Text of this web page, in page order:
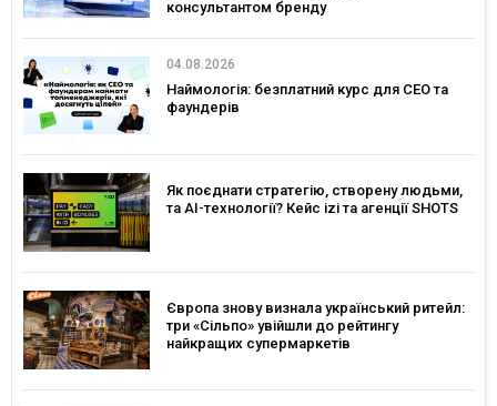
консультантом бренду
04.08.2026
Наймологія: безплатний курс для CEO та
фаундерів
Як поєднати стратегію, створену людьми,
та AI-технології? Кейс izi та агенції SHOTS
Європа знову визнала український ритейл:
три «Сільпо» увійшли до рейтингу
найкращих супермаркетів